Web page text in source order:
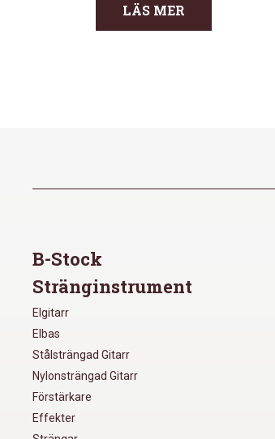
LÄS MER
B-Stock
Stränginstrument
Elgitarr
Elbas
Stålsträngad Gitarr
Nylonsträngad Gitarr
Förstärkare
Effekter